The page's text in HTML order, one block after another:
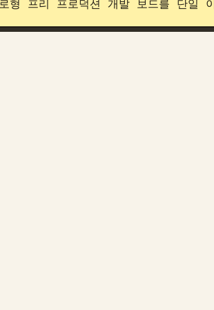
형 프리 프로덕션 개발 보드를 단일